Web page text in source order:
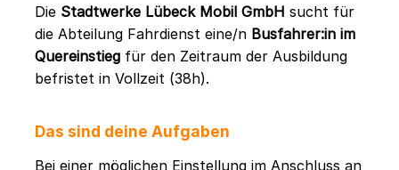
Die Stadtwerke Lübeck Mobil GmbH sucht für
die Abteilung Fahrdienst eine/n Busfahrer:in im
Quereinstieg für den Zeitraum der Ausbildung
befristet in Vollzeit (38h).
Das sind deine Aufgaben
Bei einer möglichen Einstellung im Anschluss an